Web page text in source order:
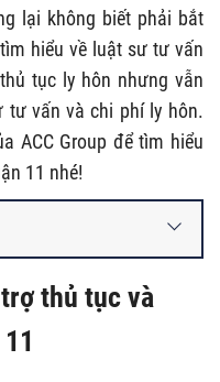
lại không biết phải bắt
hiểu về luật sư tư vấn
tục ly hôn nhưng vẫn
tư vấn và chi phí ly hôn.
ACC Group để tìm hiểu
11 nhé!
thủ tục và